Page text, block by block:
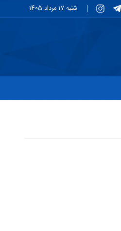
شنبه 17 مرداد 1405